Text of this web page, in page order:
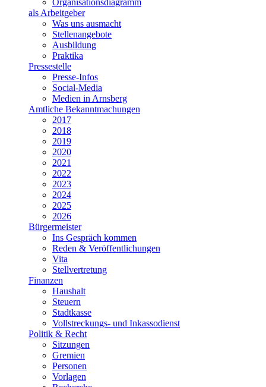
Organisationsdiagramm
als Arbeitgeber
Was uns ausmacht
Stellenangebote
Ausbildung
Praktika
Pressestelle
Presse-Infos
Social-Media
Medien in Arnsberg
Amtliche Bekanntmachungen
2017
2018
2019
2020
2021
2022
2023
2024
2025
2026
Bürgermeister
Ins Gespräch kommen
Reden & Veröffentlichungen
Vita
Stellvertretung
Finanzen
Haushalt
Steuern
Stadtkasse
Vollstreckungs- und Inkassodienst
Politik & Recht
Sitzungen
Gremien
Personen
Vorlagen